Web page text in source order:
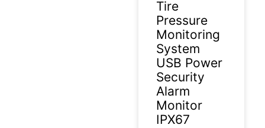
Tire
Pressure
Monitoring
System
USB Power
Security
Alarm
Monitor
IPX67